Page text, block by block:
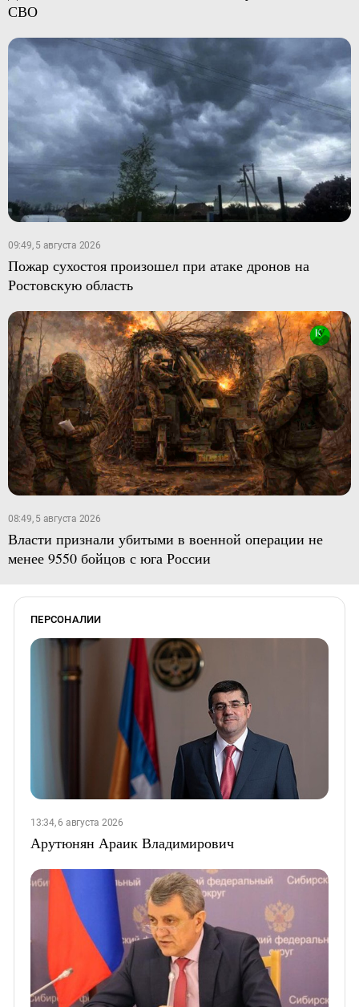
СВО
09:49, 5 августа 2026
Пожар сухостоя произошел при атаке дронов на
Ростовскую область
08:49, 5 августа 2026
Власти признали убитыми в военной операции не
менее 9550 бойцов с юга России
ПЕРСОНАЛИИ
13:34, 6 августа 2026
Арутюнян Араик Владимирович